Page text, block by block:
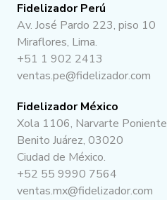
Fidelizador Perú
Av. José Pardo 223, piso 10
Miraflores, Lima.
+51 1 902 2413
ventas.pe@fidelizador.com
Fidelizador México
Xola 1106, Narvarte Poniente
Benito Juárez, 03020
Ciudad de México.
+52 55 9990 7564
ventas.mx@fidelizador.com